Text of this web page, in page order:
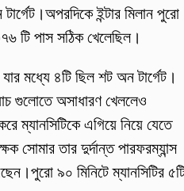
ইন্টার মিলান পুরো
টি পাস সঠিক খেলেছিল।
মধ্যে ৪টি ছিল শট অন টার্গেট।
গুলোতে অসাধারণ খেললেও
ম্যানসিটিকে এগিয়ে নিয়ে যেতে
সোমার তার দুর্দান্ত পারফরম্যান্স
৯০ মিনিটে ম্যানসিটির